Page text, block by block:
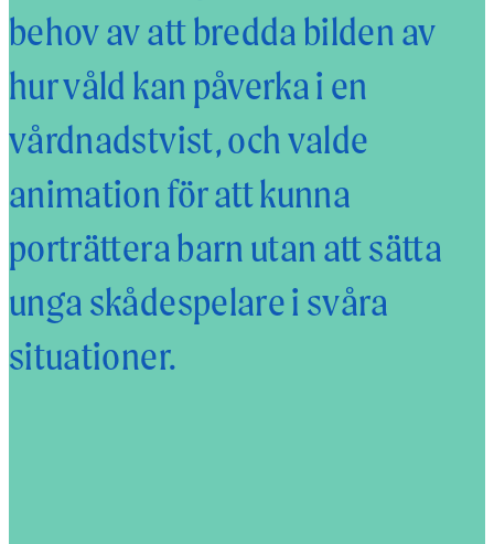
behov av att bredda bilden av
hur våld kan påverka i en
vårdnadstvist, och valde
animation för att kunna
porträttera barn utan att sätta
unga skådespelare i svåra
situationer.